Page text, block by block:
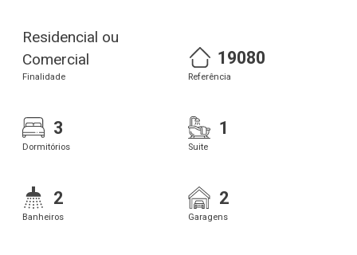
Residencial ou
Comercial
Finalidade
19080
Referência
3
Dormitórios
1
Suite
2
Banheiros
2
Garagens